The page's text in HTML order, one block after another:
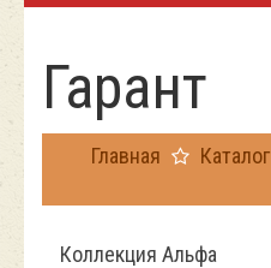
Гарант
Главная Каталог
Коллекция Альфа